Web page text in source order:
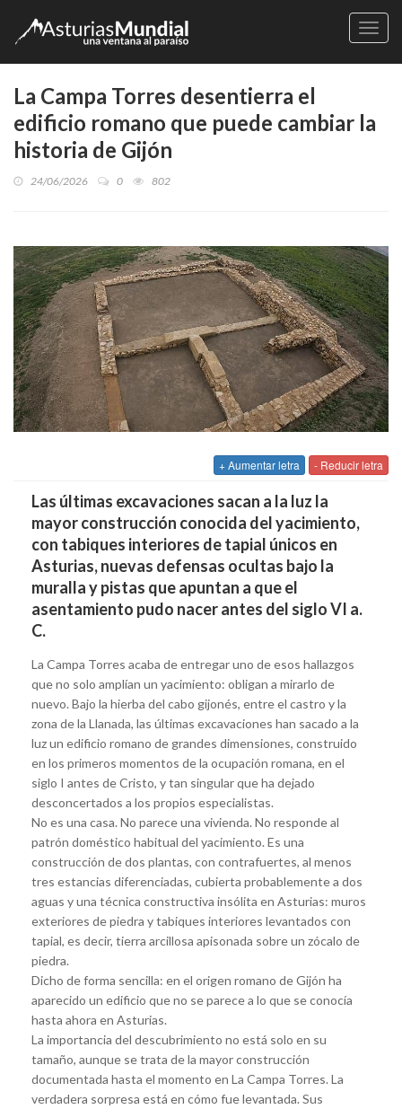
La Campa Torres desentierra el
edificio romano que puede cambiar la
historia de Gijón
24/06/2026 0 802
+ Aumentar letra - Reducir letra
Las últimas excavaciones sacan a la luz la
mayor construcción conocida del yacimiento,
con tabiques interiores de tapial únicos en
Asturias, nuevas defensas ocultas bajo la
muralla y pistas que apuntan a que el
asentamiento pudo nacer antes del siglo VI a.
C.
La Campa Torres acaba de entregar uno de esos hallazgos
que no solo amplían un yacimiento: obligan a mirarlo de
nuevo. Bajo la hierba del cabo gijonés, entre el castro y la
zona de la Llanada, las últimas excavaciones han sacado a la
luz un edificio romano de grandes dimensiones, construido
en los primeros momentos de la ocupación romana, en el
siglo I antes de Cristo, y tan singular que ha dejado
desconcertados a los propios especialistas.
No es una casa. No parece una vivienda. No responde al
patrón doméstico habitual del yacimiento. Es una
construcción de dos plantas, con contrafuertes, al menos
tres estancias diferenciadas, cubierta probablemente a dos
aguas y una técnica constructiva insólita en Asturias: muros
exteriores de piedra y tabiques interiores levantados con
tapial, es decir, tierra arcillosa apisonada sobre un zócalo de
piedra.
Dicho de forma sencilla: en el origen romano de Gijón ha
aparecido un edificio que no se parece a lo que se conocía
hasta ahora en Asturias.
La importancia del descubrimiento no está solo en su
tamaño, aunque se trata de la mayor construcción
documentada hasta el momento en La Campa Torres. La
verdadera sorpresa está en cómo fue levantada. Sus